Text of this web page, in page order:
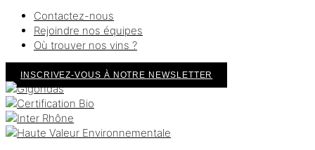
Contactez-nous
Rejoindre nos équipes
Où trouver nos vins ?
INSCRIVEZ-VOUS À NOTRE NEWSLETTER